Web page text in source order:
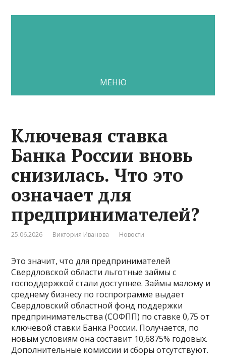
МЕНЮ
Ключевая ставка
Банка России вновь
снизилась. Что это
означает для
предпринимателей?
25.06.2026 Виктория Иванова Новости
Это значит, что для предпринимателей
Свердловской области льготные займы с
господдержкой стали доступнее. Займы малому и
среднему бизнесу по госпрограмме выдает
Свердловский областной фонд поддержки
предпринимательства (СОФПП) по ставке 0,75 от
ключевой ставки Банка России. Получается, по
новым условиям она составит 10,6875% годовых.
Дополнительные комиссии и сборы отсутствуют.